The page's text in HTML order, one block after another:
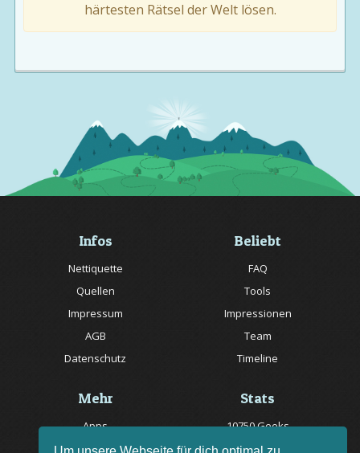
härtesten Rätsel der Welt lösen.
Infos
Nettiquette
Quellen
Impressum
AGB
Datenschutz
Beliebt
FAQ
Tools
Impressionen
Team
Timeline
Mehr
Apps
Jobs
Stats
10750 Geeks
20057 Rätsel online